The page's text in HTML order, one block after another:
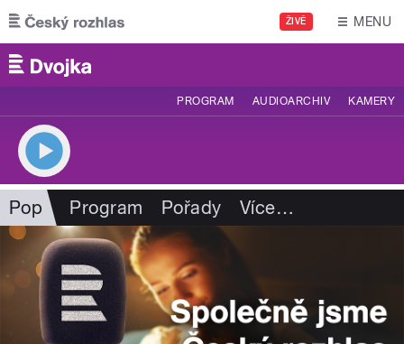
Přejít k hlavnímu obsahu
ŽIVĚ MENU
PROGRAM AUDIOARCHIV KAMERY
Pop Program Pořady Více…